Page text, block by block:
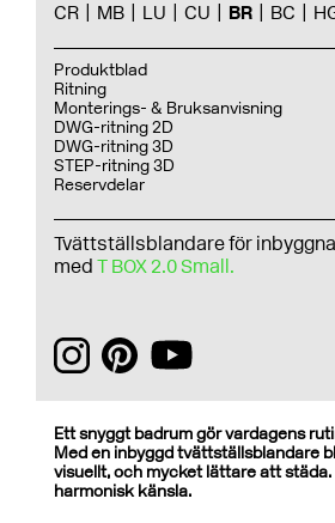
CR MB LU CU BR BC
Produktblad
Ritning
Monterings- & Bruksanvisning
DWG-ritning 2D
DWG-ritning 3D
STEP-ritning 3D
Reservdelar
Tvättställsblandare för
med T BOX 2.0 Small.
Ett snyggt badrum gör vardagens
Med en inbyggd tvättställsblandare
visuellt, och mycket lättare att
harmonisk känsla.